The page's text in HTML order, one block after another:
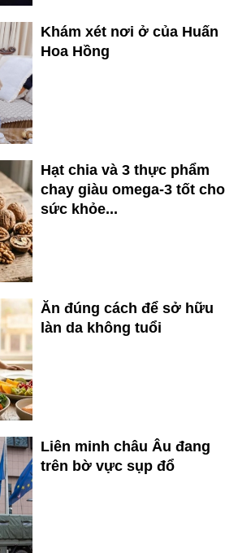
Khám xét nơi ở của Huấn
Hoa Hồng
Hạt chia và 3 thực phẩm
chay giàu omega-3 tốt cho
sức khỏe...
Ăn đúng cách để sở hữu
làn da không tuổi
Liên minh châu Âu đang
trên bờ vực sụp đổ